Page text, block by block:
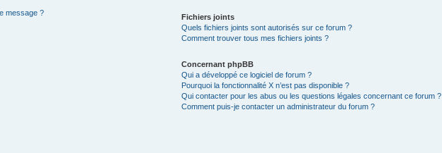
message ?
Fichiers joints
Quels fichiers joints sont autorisés sur ce forum ?
Comment trouver tous mes fichiers joints ?
Concernant phpBB
Qui a développé ce logiciel de forum ?
Pourquoi la fonctionnalité X n’est pas disponible ?
Qui contacter pour les abus ou les questions légales concernant ce forum ?
Comment puis-je contacter un administrateur du forum ?